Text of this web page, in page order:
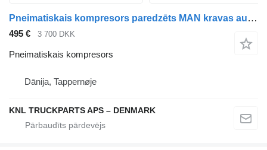
Pneimatiskais kompresors paredzēts MAN kravas automašīnas
495 € 3 700 DKK
Pneimatiskais kompresors
Dānija, Tappernøje
KNL TRUCKPARTS APS – DENMARK